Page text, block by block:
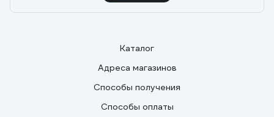
Каталог
Адреса магазинов
Способы получения
Способы оплаты